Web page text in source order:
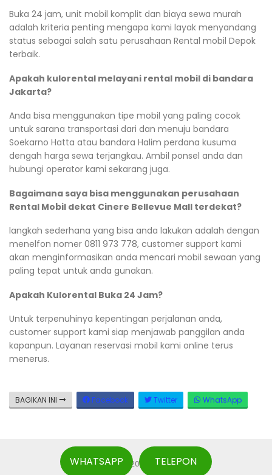
Buka 24 jam, unit mobil komplit dan biaya sewa murah
adalah kriteria penting mengapa kami layak menyandang
status sebagai salah satu perusahaan Rental mobil Depok
terbaik.
Apakah kulorental melayani rental mobil di bandara
Jakarta?
Anda bisa menggunakan tipe mobil yang paling cocok
untuk sarana transportasi dari dan menuju bandara
Soekarno Hatta atau bandara Halim perdana kusuma
dengah harga sewa terjangkau. Ambil ponsel anda dan
hubungi operator kami sekarang juga.
Bagaimana saya bisa menggunakan perusahaan
Rental Mobil dekat Cinere Bellevue Mall terdekat?
langkah sederhana yang bisa anda lakukan adalah dengan
menelfon nomer 0811 973 778, customer support kami
akan menginformasikan anda mencari mobil sewaan yang
paling tepat untuk anda gunakan.
Apakah Kulorental Buka 24 Jam?
Untuk terpenuhinya kepentingan perjalanan anda,
customer support kami siap menjawab panggilan anda
kapanpun. Layanan reservasi mobil kami online terus
menerus.
BAGIKAN INI Facebook Twitter WhatsApp
Copyright © 2026 Kulorental
WHATSAPP TELEPON